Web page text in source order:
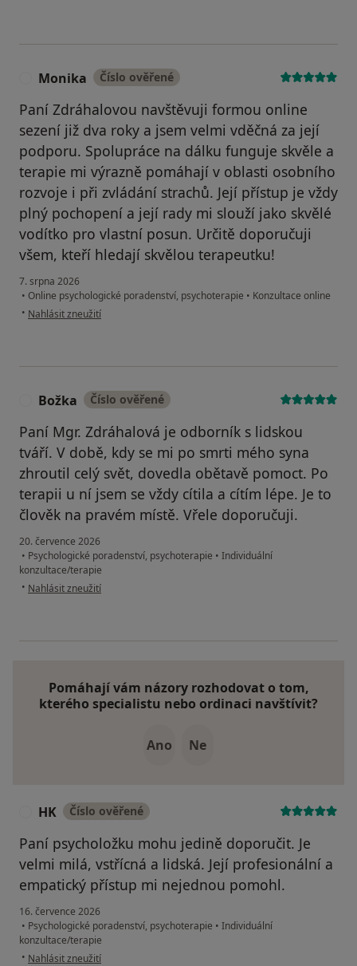
Monika Číslo ověřené
Paní Zdráhalovou navštěvuji formou online
sezení již dva roky a jsem velmi vděčná za její
podporu. Spolupráce na dálku funguje skvěle a
terapie mi výrazně pomáhají v oblasti osobního
rozvoje i při zvládání strachů. Její přístup je vždy
plný pochopení a její rady mi slouží jako skvělé
vodítko pro vlastní posun. Určitě doporučuji
všem, kteří hledají skvělou terapeutku!
7. srpna 2026
• Online psychologické poradenství, psychoterapie • Konzultace online
• podle názoru uživatele Monika
Nahlásit zneužití
Božka Číslo ověřené
Paní Mgr. Zdráhalová je odborník s lidskou
tváří. V době, kdy se mi po smrti mého syna
zhroutil celý svět, dovedla obětavě pomoct. Po
terapii u ní jsem se vždy cítila a cítím lépe. Je to
člověk na pravém místě. Vřele doporučuji.
20. července 2026
• Psychologické poradenství, psychoterapie • Individuální
konzultace/terapie
• podle názoru uživatele Božka
Nahlásit zneužití
Pomáhají vám názory rozhodovat o tom,
kterého specialistu nebo ordinaci navštívit?
Ano Ne
HK Číslo ověřené
Paní psycholožku mohu jedině doporučit. Je
velmi milá, vstřícná a lidská. Její profesionální a
empatický přístup mi nejednou pomohl.
16. července 2026
• Psychologické poradenství, psychoterapie • Individuální
konzultace/terapie
• podle názoru uživatele HK
Nahlásit zneužití